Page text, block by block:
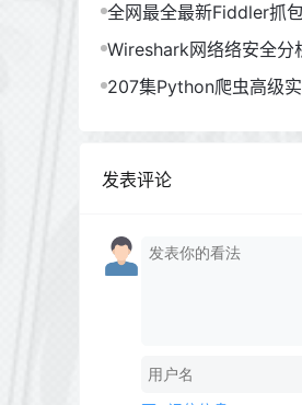
全网最全最新Fiddler抓
Wireshark网络络安全分
207集Python爬虫高级
发表评论